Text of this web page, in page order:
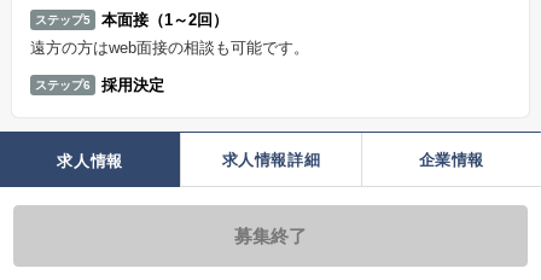
ステップ5
本面接（1～2回）
遠方の方はweb面接の相談も可能です。
ステップ6 採用決定
求人情報 求人情報詳細 企業情報
募集終了